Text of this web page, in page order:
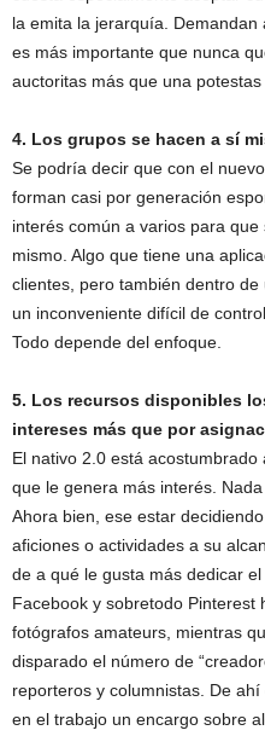
la emita la jerarquía.
es más importante que nunca
auctoritas más que una potestas
4. Los grupos se hacen a sí
Se podría decir que con el
forman casi por generación
interés común a varios para
mismo. Algo que tiene una
clientes, pero también dentro
un inconveniente difícil de
Todo depende del enfoque.
5. Los recursos disponibles
intereses más que por
El nativo 2.0 está
que le genera más interés.
Ahora bien, ese estar
aficiones o actividades a su
de a qué le gusta más dedicar
Facebook y sobretodo Pinterest
fotógrafos amateurs, mientras
disparado el número de
reporteros y columnistas. De
en el trabajo un encargo sobre